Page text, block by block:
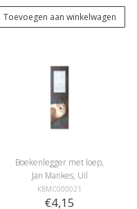
Toevoegen aan winkelwagen
Boekenlegger met loep,
Jan Mankes, Uil
KBMC000021
€4,15